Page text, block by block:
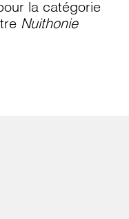
la catégorie
Nuithonie